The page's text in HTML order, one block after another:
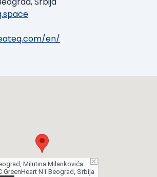
en/
Milutina Milankovića
GreenHeart N1 Beograd, Srbija